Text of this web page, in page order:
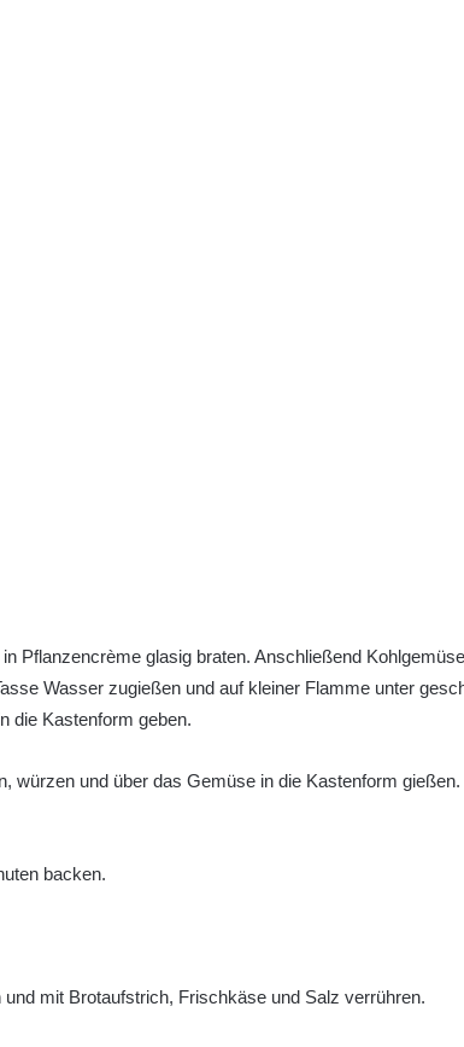
Pflanzencrème glasig braten. Anschließend
Wasser zugießen und auf kleiner Flamme unter
die Kastenform geben.
würzen und über das Gemüse in die Kastenform gießen.
backen.
mit Brotaufstrich, Frischkäse und Salz verrühren.